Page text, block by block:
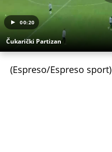
00:20
Čukarički Partizan
(Espreso/Espreso sport)